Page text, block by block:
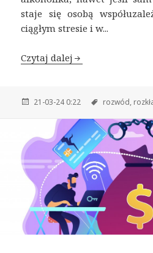
staje się osobą
ciągłym stresie i w...
Czytaj dalej
21-03-24 0:22 rozwód,